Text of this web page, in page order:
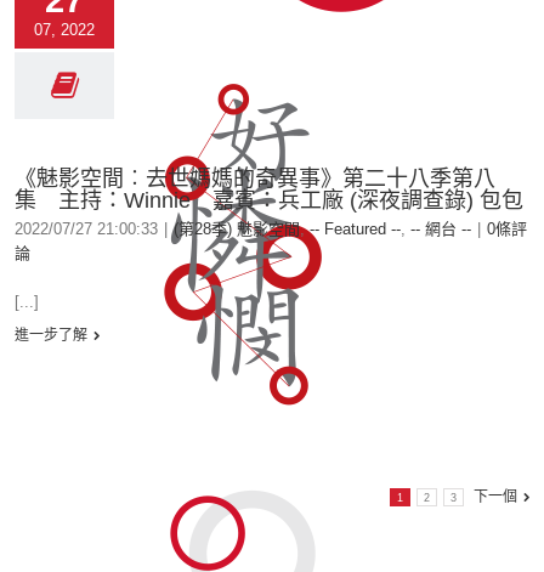
07, 2022
《魅影空間︰去世媽媽的奇異事》第二十八季第八
集 主持：Winnie 嘉賓：兵工廠 (深夜調查錄) 包包
2022/07/27 21:00:33 (第28季) 魅影空間,-- Featured --, -- 網台 --
0條評
論
[...]
進一步了解
1 2 3 下一個